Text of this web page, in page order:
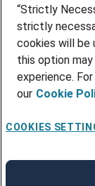
Kandidatens
“Strictly
strictly
cookies will be
this option
experience.
our Cookie
COOKIES